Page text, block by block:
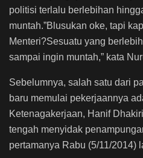
politisi terlalu berlebihan
muntah.”Blusukan oke, tapi
Menteri?Sesuatu yang
sampai ingin muntah,” kata
Sebelumnya, salah satu dari
baru memulai pekerjaannya
Ketenagakerjaan, Hanif
tengah menyidak
pertamanya Rabu (5/11/2014)